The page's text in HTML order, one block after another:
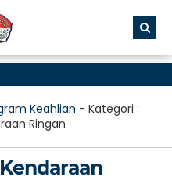
Keahlian - Kategori :
Ringan